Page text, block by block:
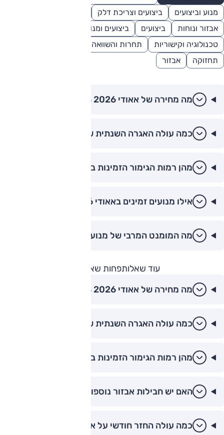
מנוע וביצועים
ביצועים וצריכת דלק
אבזור ונוחות
ביצועים ביצועים ומנוע
טכנולוגיה וקישוריות
תחרות והשוואה
תחזוקה
אבזור
מה מחירה של אאודי A3 2026?
כמה עולה האגרה השנתית של אאודי A3?
מהן רמות הגימור הזמינות באאודי A3?
אילו מנועים זמינים באאודי A3 2026?
מה המומנט המרבי של מנועי אאודי A3?
עוד שאלותפחות שאלות
מה מחירה של אאודי A3 2026?
כמה עולה האגרה השנתית של אאודי A3?
מהן רמות הגימור הזמינות באאודי A3?
האם יש חבילות אבזור נוספות לאאודי A3?
כמה עולה החזר חודשי על אאודי A3?